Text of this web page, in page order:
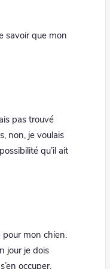
savoir que mon
pas trouvé
non, je voulais
qu’il ait
pour mon chien.
jour je dois
occuper.